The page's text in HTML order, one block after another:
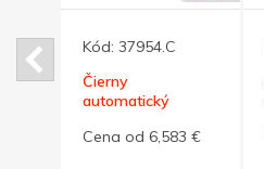
Kód: 37954.C
Čierny
automatický
tvarovaným
Cena od 6,583 €